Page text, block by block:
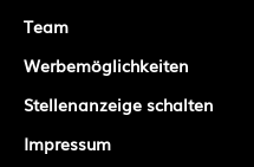
Team
Werbemöglichkeiten
Stellenanzeige schalten
Impressum